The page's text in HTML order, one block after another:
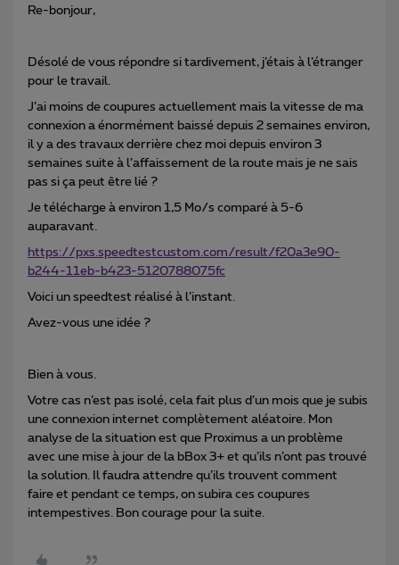
Re-bonjour,
Désolé de vous répondre si tardivement, j’étais à l’étranger
pour le travail.
J’ai moins de coupures actuellement mais la vitesse de ma
connexion a énormément baissé depuis 2 semaines environ,
il y a des travaux derrière chez moi depuis environ 3
semaines suite à l’affaissement de la route mais je ne sais
pas si ça peut être lié ?
Je télécharge à environ 1,5 Mo/s comparé à 5-6
auparavant.
https://pxs.speedtestcustom.com/result/f20a3e90-
b244-11eb-b423-5120788075fc
Voici un speedtest réalisé à l’instant.
Avez-vous une idée ?
Bien à vous.
Votre cas n’est pas isolé, cela fait plus d’un mois que je subis
une connexion internet complètement aléatoire. Mon
analyse de la situation est que Proximus a un problème
avec une mise à jour de la bBox 3+ et qu’ils n’ont pas trouvé
la solution. Il faudra attendre qu’ils trouvent comment
faire et pendant ce temps, on subira ces coupures
intempestives. Bon courage pour la suite.